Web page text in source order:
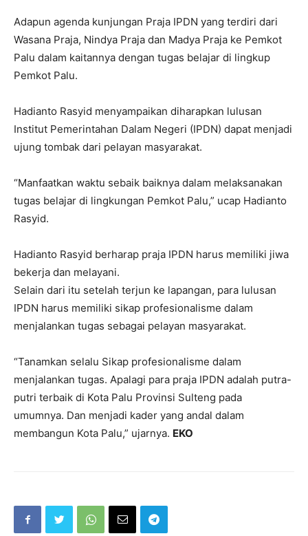
Adapun agenda kunjungan Praja IPDN yang terdiri dari
Wasana Praja, Nindya Praja dan Madya Praja ke Pemkot
Palu dalam kaitannya dengan tugas belajar di lingkup
Pemkot Palu.
Hadianto Rasyid menyampaikan diharapkan lulusan
Institut Pemerintahan Dalam Negeri (IPDN) dapat menjadi
ujung tombak dari pelayan masyarakat.
“Manfaatkan waktu sebaik baiknya dalam melaksanakan
tugas belajar di lingkungan Pemkot Palu,” ucap Hadianto
Rasyid.
Hadianto Rasyid berharap praja IPDN harus memiliki jiwa
bekerja dan melayani.
Selain dari itu setelah terjun ke lapangan, para lulusan
IPDN harus memiliki sikap profesionalisme dalam
menjalankan tugas sebagai pelayan masyarakat.
“Tanamkan selalu Sikap profesionalisme dalam
menjalankan tugas. Apalagi para praja IPDN adalah putra-
putri terbaik di Kota Palu Provinsi Sulteng pada
umumnya. Dan menjadi kader yang andal dalam
membangun Kota Palu,” ujarnya. EKO